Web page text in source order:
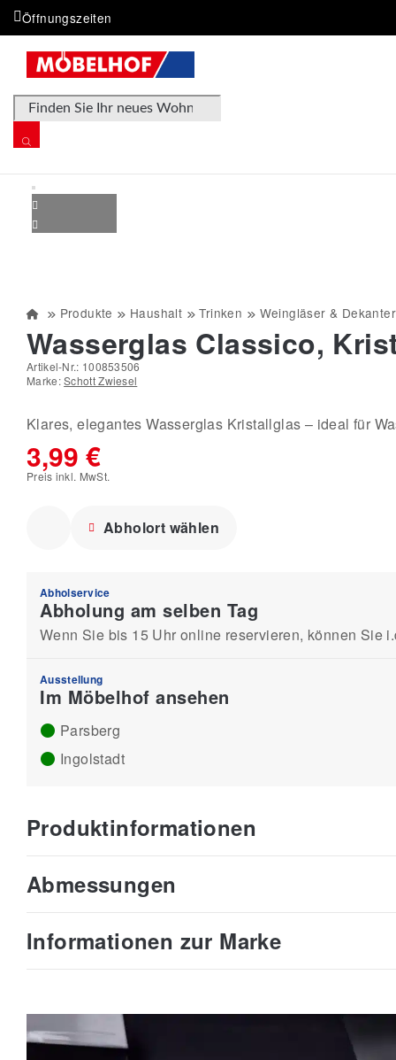
Öffnungszeiten
Products search
Produkte Haushalt Trinken Weingläser & Dekanter
Wasserglas Classico,
Artikel-Nr.: 100853506
Marke:Schott Zwiesel
Klares, elegantes Wasserglas Kristallglas – ideal für
3,99 €
Preis inkl. MwSt.
Abholort wählen
Abholservice
Abholung am selben Tag
Wenn Sie bis 15 Uhr online reservieren, können Sie
Ausstellung
Im Möbelhof ansehen
Parsberg
Ingolstadt
Produktinformationen
Abmessungen
Informationen zur Marke